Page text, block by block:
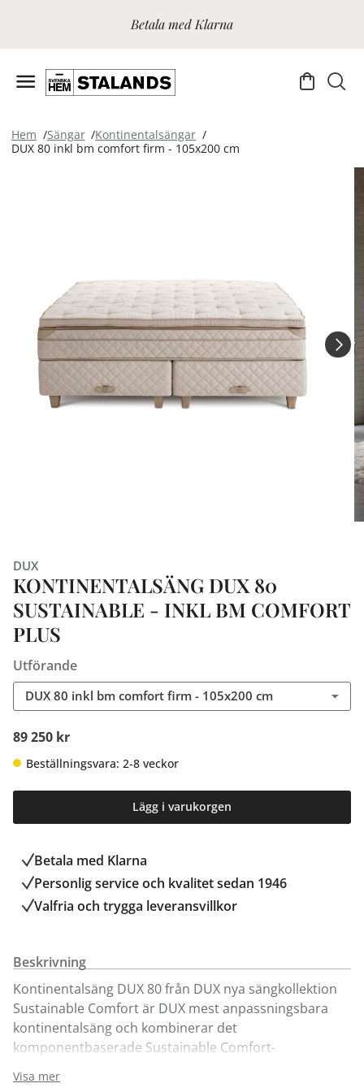
Betala med Klarna
Hem Sängar
Kontinentalsängar
DUX 80 inkl bm comfort firm - 105x200 cm
DUX
KONTINENTALSÄNG DUX 80
SUSTAINABLE - INKL BM COMFORT
PLUS
Utförande
DUX 80 inkl bm comfort firm - 105x200 cm
89 250 kr
Beställningsvara: 2-8 veckor
Lägg i varukorgen
Betala med Klarna
Personlig service och kvalitet sedan 1946
Valfria och trygga leveransvillkor
Beskrivning
Kontinentalsäng DUX 80 från DUX nya sängkollektion
Sustainable Comfort är DUX mest anpassningsbara
kontinentalsäng och kombinerar det
komponentbaserade Sustainable Comfort-
större anpassning.
Visa mer